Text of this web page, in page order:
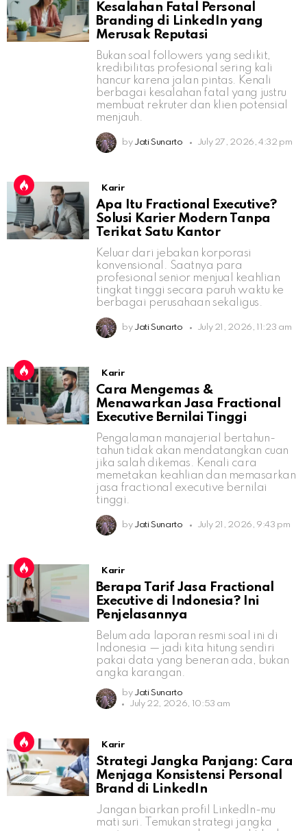
Kesalahan Fatal Personal
Branding di LinkedIn yang
Merusak Reputasi
Bukan soal followers yang sedikit,
kredibilitas profesional sering kali
hancur karena jalan pintas. Kenali
berbagai kesalahan fatal yang justru
membuat rekruter dan klien potensial
menjauh.
by Jati Sunarto July 27, 2026, 4:32 pm
Karir
Apa Itu Fractional Executive?
Solusi Karier Modern Tanpa
Terikat Satu Kantor
Keluar dari jebakan korporasi
konvensional. Saatnya para
profesional senior menjual keahlian
tingkat tinggi secara paruh waktu ke
berbagai perusahaan sekaligus.
by Jati Sunarto July 21, 2026, 11:23 am
Karir
Cara Mengemas &
Menawarkan Jasa Fractional
Executive Bernilai Tinggi
Pengalaman manajerial bertahun-
tahun tidak akan mendatangkan cuan
jika salah dikemas. Kenali cara
memetakan keahlian dan memasarkan
jasa fractional executive bernilai
tinggi.
by Jati Sunarto July 21, 2026, 9:43 pm
Karir
Berapa Tarif Jasa Fractional
Executive di Indonesia? Ini
Penjelasannya
Belum ada laporan resmi soal ini di
Indonesia — jadi kita hitung sendiri
pakai data yang beneran ada, bukan
angka karangan.
by Jati Sunarto
July 22, 2026, 10:53 am
Karir
Strategi Jangka Panjang: Cara
Menjaga Konsistensi Personal
Brand di LinkedIn
Jangan biarkan profil LinkedIn-mu
mati suri. Temukan strategi jangka